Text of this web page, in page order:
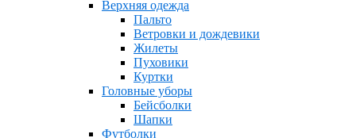
Верхняя одежда
Пальто
Ветровки и дождевики
Жилеты
Пуховики
Куртки
Головные уборы
Бейсболки
Шапки
Футболки